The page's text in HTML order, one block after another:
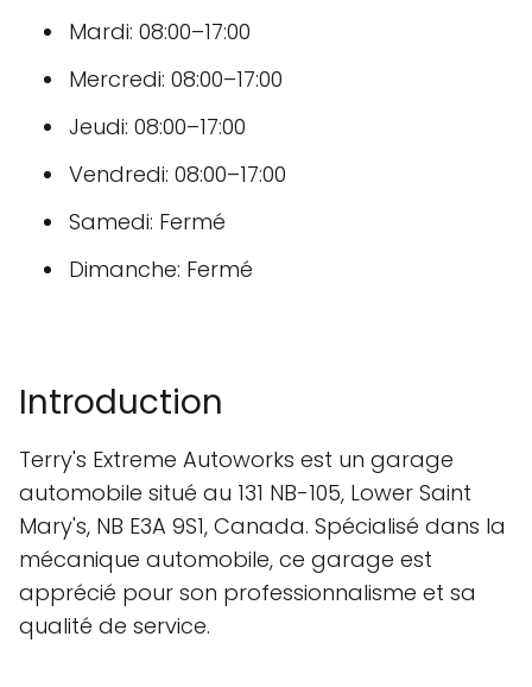
Mardi: 08:00–17:00
Mercredi: 08:00–17:00
Jeudi: 08:00–17:00
Vendredi: 08:00–17:00
Samedi: Fermé
Dimanche: Fermé
Introduction
Terry's Extreme Autoworks est un garage
automobile situé au 131 NB-105, Lower Saint
Mary's, NB E3A 9S1, Canada. Spécialisé dans la
mécanique automobile, ce garage est
apprécié pour son professionnalisme et sa
qualité de service.